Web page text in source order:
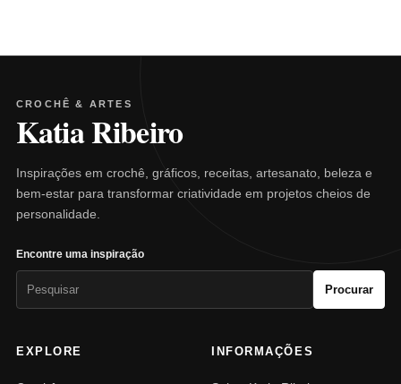
CROCHÊ & ARTES
Katia Ribeiro
Inspirações em crochê, gráficos, receitas, artesanato, beleza e
bem-estar para transformar criatividade em projetos cheios de
personalidade.
Encontre uma inspiração
Procurar
EXPLORE INFORMAÇÕES